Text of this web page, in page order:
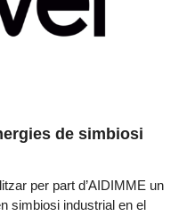
de simbiosi
per part d’AIDIMME un
simbiosi industrial en el